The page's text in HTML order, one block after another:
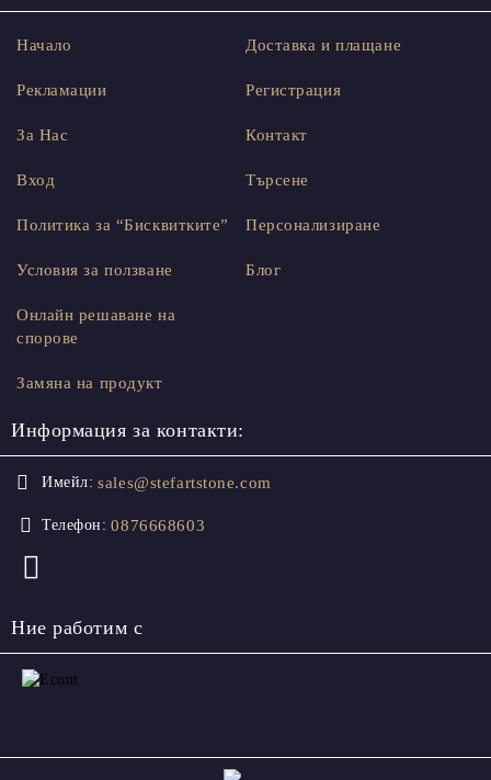
Начало
Рекламации
За Нас
Вход
Доставка и плащане
Регистрация
Контакт
Търсене
Политика за “Бисквитките”
Условия за ползване
Онлайн решаване на
спорове
Замяна на продукт
Персонализиране
Блог
Информация за контакти:
Имейл: sales@stefartstone.com
Телефон: 0876668603
Ние работим с